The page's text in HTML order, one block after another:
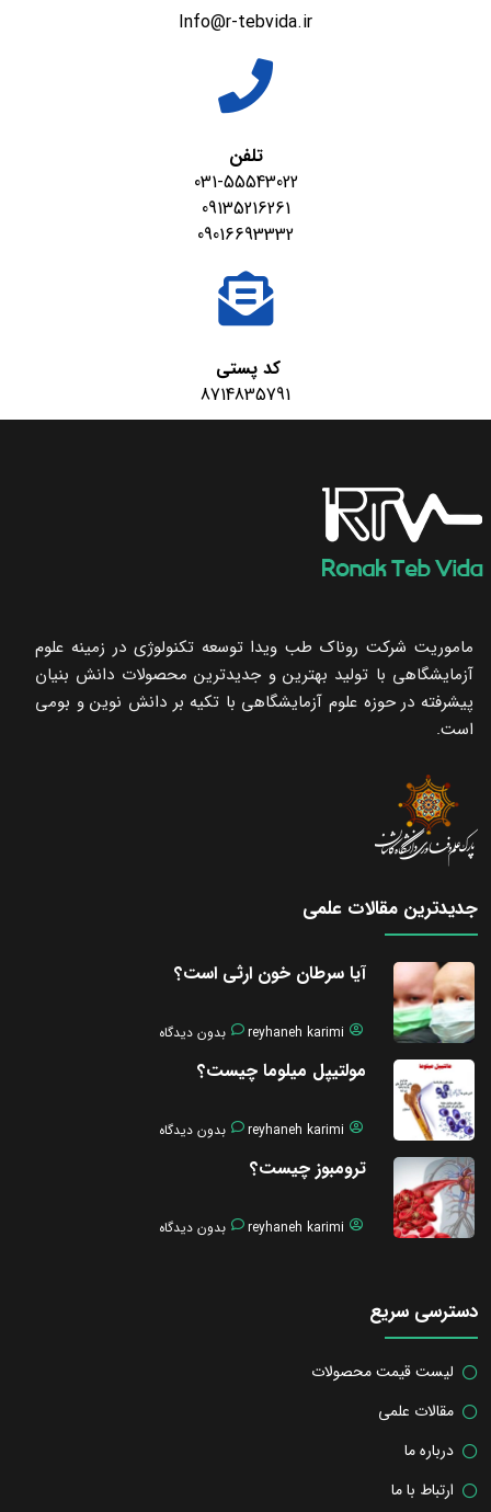
Info@r-tebvida.ir
تلفن
031-55543022
09135216261
09016693332
کد پستی
8714835791
ماموریت شرکت روناک طب ویدا توسعه تکنولوژی در زمینه علوم
آزمایشگاهی با تولید بهترین و جدیدترین محصولات دانش بنیان
پیشرفته در حوزه علوم آزمایشگاهی با تکیه ‌بر دانش نوین و بومی
است.
جدیدترین مقالات علمی
آیا سرطان خون ارثی است؟
reyhaneh karimi بدون دیدگاه
مولتیپل میلوما چیست؟
reyhaneh karimi بدون دیدگاه
ترومبوز چیست؟
reyhaneh karimi بدون دیدگاه
دسترسی سریع
لیست قیمت محصولات
مقالات علمی
درباره ما
ارتباط با ما